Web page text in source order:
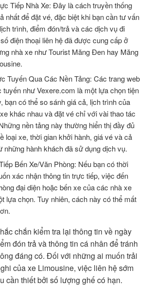
Tiếp Nhà Xe: Đây là cách truyền thống
nhất để đặt vé, đặc biệt khi bạn cần tư vấn
trình, điểm đón/trả và các dịch vụ đi
điện thoại liên hệ đã được cung cấp ở
nhà xe như Tourist Măng Đen hay Măng
Tuyến Qua Các Nền Tảng: Các trang web
tuyến như Vexere.com là một lựa chọn tiện
bạn có thể so sánh giá cả, lịch trình của
khác nhau và đặt vé chỉ với vài thao tác
nền tảng này thường hiển thị đầy đủ
loại xe, thời gian khởi hành, giá vé và cả
những hành khách đã sử dụng dịch vụ.
Bến Xe/Văn Phòng: Nếu bạn có thời
xác nhận thông tin trực tiếp, việc đến
đại diện hoặc bến xe của các nhà xe
lựa chọn. Tuy nhiên, cách này có thể mất
chắn kiểm tra lại thông tin về ngày
đón trả và thông tin cá nhân để tránh
đáng có. Đối với những ai muốn trải
của xe Limousine, việc liên hệ sớm
cần thiết bởi số lượng ghế có hạn.